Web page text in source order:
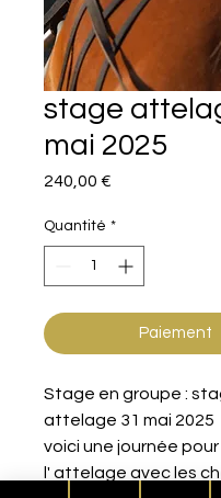
stage
mai 2025
240,00 €
Quantité *
Paiement
Stage en groupe :
attelage 31 mai 2025
voici une journée
l' attelage avec les